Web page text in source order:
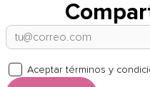
Aceptar términos y